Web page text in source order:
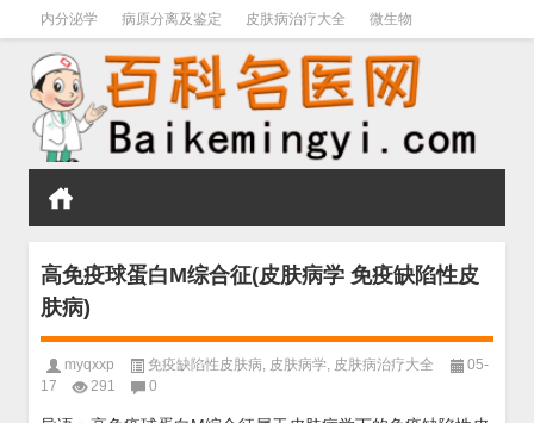
内分泌学 病原分离及鉴定 皮肤病治疗大全 微生物
皮肤病学 男科学 血液病学 心血管 口腔医学 禁戒毒品
高免疫球蛋白M综合征(皮肤病学 免疫缺陷性皮
肤病)
myqxxp 免疫缺陷性皮肤病, 皮肤病学, 皮肤病治疗大全
05-
17
291 0